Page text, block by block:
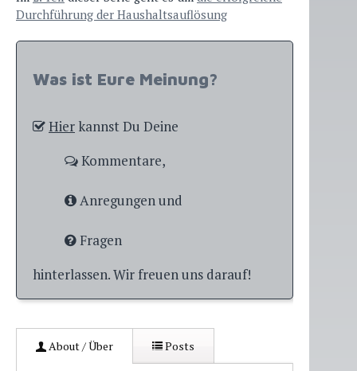
Durchführung der Haushaltsauflösung
Was ist Eure Meinung?
Hier kannst Du Deine
Kommentare,
Anregungen und
Fragen
hinterlassen. Wir freuen uns darauf!
About / Über Posts